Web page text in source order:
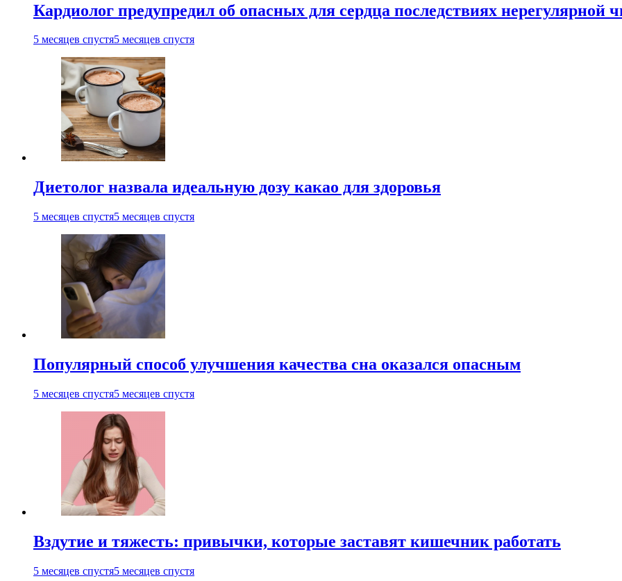
Кардиолог предупредил об опасных для сердца последствиях нерегулярной
5 месяцев спустя5 месяцев спустя
Диетолог назвала идеальную дозу какао для здоровья
5 месяцев спустя5 месяцев спустя
Популярный способ улучшения качества сна оказался опасным
5 месяцев спустя5 месяцев спустя
Вздутие и тяжесть: привычки, которые заставят кишечник работать
5 месяцев спустя5 месяцев спустя